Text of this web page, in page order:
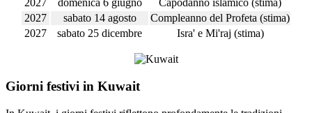
2027
domenica 6 giugno
Capodanno islamico (stima)
2027
sabato 14 agosto
Compleanno del Profeta (stima)
2027
sabato 25 dicembre Isra' e Mi'raj (stima)
Giorni festivi in Kuwait